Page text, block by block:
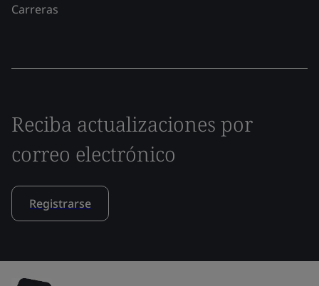
Carreras
Reciba actualizaciones por
correo electrónico
Registrarse